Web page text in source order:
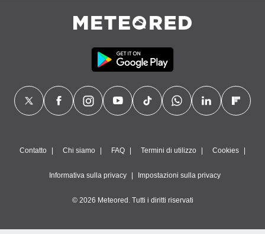
Contatto Chi siamo FAQ Termini di utilizzo Cookies
Informativa sulla privacy Impostazioni sulla privacy
© 2026 Meteored. Tutti i diritti riservati